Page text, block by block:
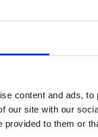
content and ads,
our site with our
provided to them or